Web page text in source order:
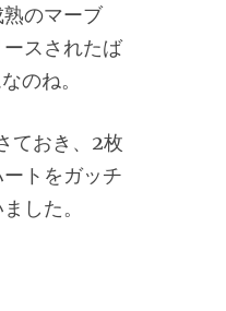
のマーブ
スされたば
のね。
ておき、2枚
トをガッチ
した。